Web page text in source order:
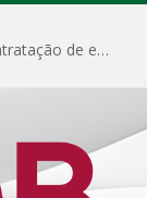
DISPENSA DE LICITAÇÃO Nº 003/2026 ( Contratação de empresa para fornecimento de gêneros alimentícios não perecíveis, materiais de expediente, descartáveis, copa e cozinha, para análise e posterior publicação.)